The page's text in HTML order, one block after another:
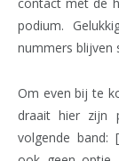
podium.
nummers blijven
Om even bij te
draait hier zijn
volgende band: